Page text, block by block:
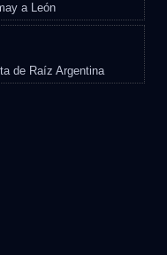
a León
de Raíz Argentina